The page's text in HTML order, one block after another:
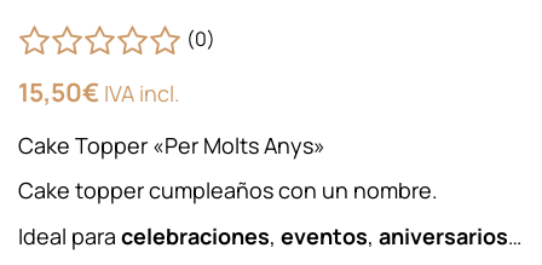
(0)
15,50€IVA incl.
Cake Topper «Per Molts Anys»
Cake topper cumpleaños con un nombre.
Ideal para celebraciones, eventos, aniversarios…